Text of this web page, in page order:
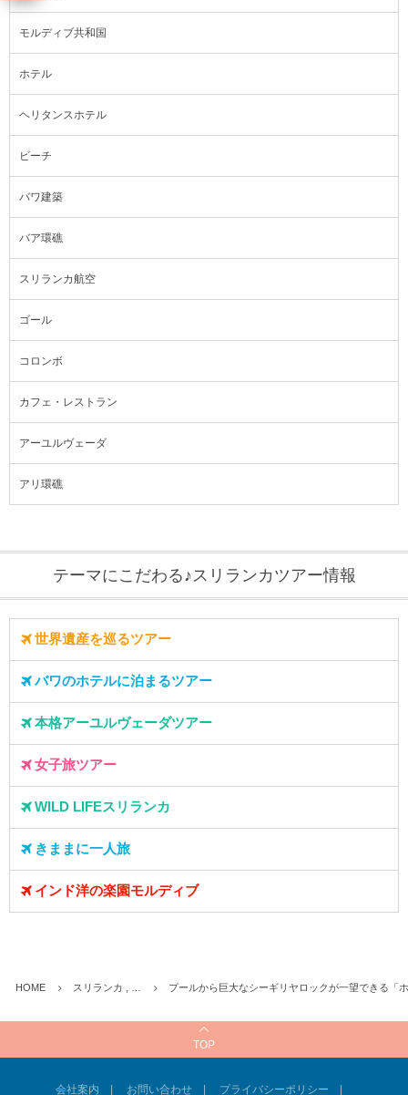
モルディブ共和国
ホテル
ヘリタンスホテル
ビーチ
バワ建築
バア環礁
スリランカ航空
ゴール
コロンボ
カフェ・レストラン
アーユルヴェーダ
アリ環礁
テーマにこだわる♪スリランカツアー情報
世界遺産を巡るツアー
バワのホテルに泊まるツアー
本格アーユルヴェーダツアー
女子旅ツアー
WILD LIFEスリランカ
きままに一人旅
インド洋の楽園モルディブ
HOME スリランカ , … プールから巨大なシーギリヤロックが一望できる「
TOP
会社案内 お問い合わせ プライバシーポリシー